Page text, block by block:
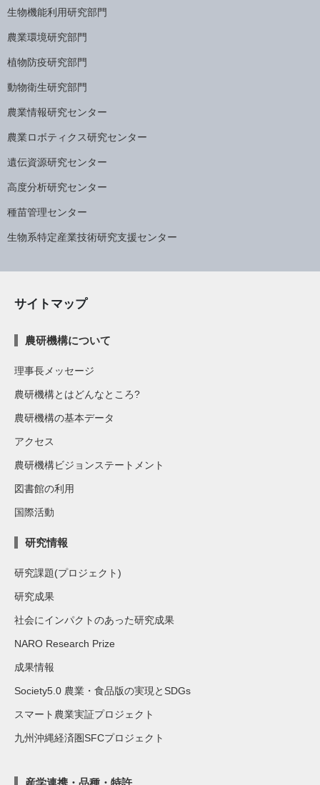
生物機能利用研究部門
農業環境研究部門
植物防疫研究部門
動物衛生研究部門
農業情報研究センター
農業ロボティクス研究センター
遺伝資源研究センター
高度分析研究センター
種苗管理センター
生物系特定産業技術研究支援センター
サイトマップ
農研機構について
理事長メッセージ
農研機構とはどんなところ?
農研機構の基本データ
アクセス
農研機構ビジョンステートメント
図書館の利用
国際活動
研究情報
研究課題(プロジェクト)
研究成果
社会にインパクトのあった研究成果
NARO Research Prize
成果情報
Society5.0 農業・食品版の実現とSDGs
スマート農業実証プロジェクト
九州沖縄経済圏SFCプロジェクト
産学連携・品種・特許